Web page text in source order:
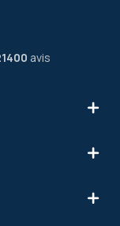
avis